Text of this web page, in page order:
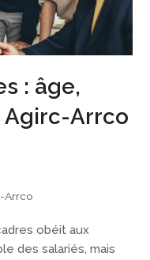
: âge,
Arrco
Arrco
obéit aux
des salariés, mais